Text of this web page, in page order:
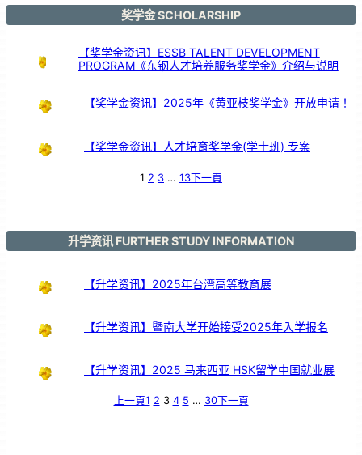
纪
识
奖学金 SCHOLARSHIP
【奖学金资讯】ESSB TALENT DEVELOPMENT
PROGRAM《东钢人才培养服务奖学金》介绍与说明
【奖学金资讯】2025年《黄亚枝奖学金》开放申请！
【奖学金资讯】人才培育奖学金(学士班) 专案
1 2 3 … 13下一頁
升学资讯 FURTHER STUDY INFORMATION
【升学资讯】2025年台湾高等教育展
【升学资讯】暨南大学开始接受2025年入学报名
【升学资讯】2025 马来西亚 HSK留学中国就业展
上一頁1 2 3 4 5 … 30下一頁